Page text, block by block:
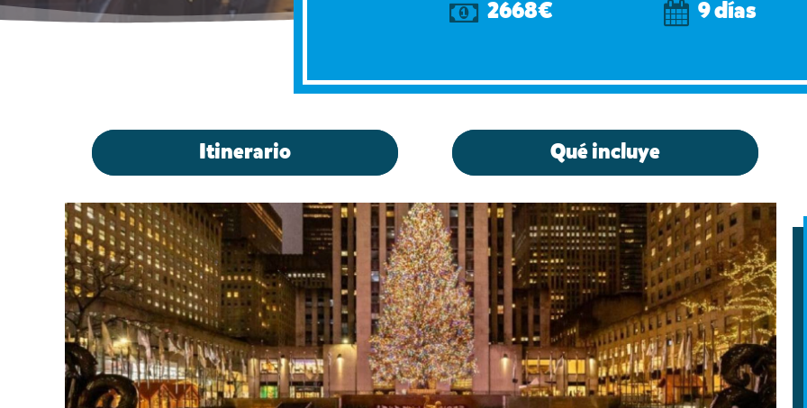
2668€ 9 días
Itinerario Qué incluye